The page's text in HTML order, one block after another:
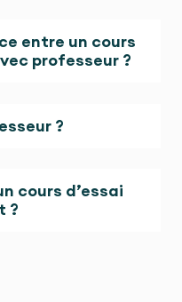
entre un cours
professeur ?
?
cours d’essai
?